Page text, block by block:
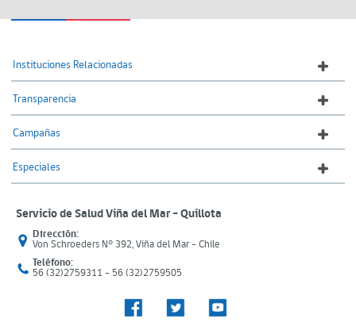
Instituciones Relacionadas
Transparencia
Campañas
Especiales
Servicio de Salud Viña del Mar – Quillota
Dirección:
Von Schroeders N° 392, Viña del Mar - Chile
Teléfono:
56 (32)2759311 - 56 (32)2759505